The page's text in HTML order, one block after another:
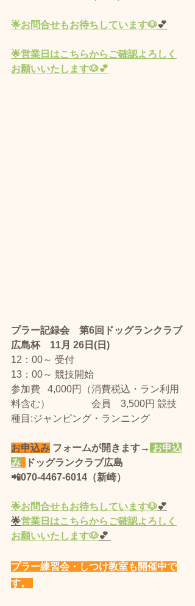
🌟お問合せもお待ちしています🐶💕
🌟営業 日 はこちらからご確認よろしく
お願いいたします🐶💕
プラー記録会　第6回ドッグランクラブ
広島杯　11月 26日(日)
12：00～ 受付
13：00～ 競技開始
​参加費   4,000円（消費税込・ラン利用
料含む） 　　　　会員　3,500円 競技
種目:ジャンピング・ランニング
お申込み フォームが開きます→ お申込
み
ドッグランクラブ広島
📲070-4467-6014（新崎）
🌟お問合せもお待ちしています🐶💕
🌟営業 日 はこちらからご確認よろしく
お願いいたします🐶💕
プラー練習会・しつけ教室も開催中で
す。